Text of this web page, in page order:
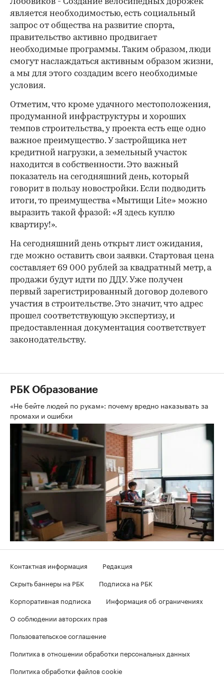
Лобовиков - Создание велосипедных дорожек
является необходимостью, есть социальный
запрос от общества на развитие спорта,
правительство активно продвигает
необходимые программы. Таким образом, люди
смогут наслаждаться активным образом жизни,
а мы для этого создадим всего необходимые
условия.
Отметим, что кроме удачного местоположения,
продуманной инфраструктуры и хороших
темпов строительства, у проекта есть еще одно
важное преимущество. У застройщика нет
кредитной нагрузки, а земельный участок
находится в собственности. Это важный
показатель на сегодняшний день, который
говорит в пользу новостройки. Если подводить
итоги, то преимущества «Мытищи Lite» можно
выразить такой фразой: «Я здесь куплю
квартиру!».
На сегодняшний день открыт лист ожидания,
где можно оставить свои заявки. Стартовая цена
составляет 69 000 рублей за квадратный метр, а
продажи будут идти по ДДУ. Уже получен
первый зарегистрированный договор долевого
участия в строительстве. Это значит, что адрес
прошел соответствующую экспертизу, и
предоставленная документация соответствует
законодательству.
РБК Образование
«Не бейте людей по рукам»: почему вредно наказывать за
промахи и ошибки
Контактная информация
Редакция
Скрыть баннеры на РБК
Подписка на РБК
Корпоративная подписка
Информация об ограничениях
О соблюдении авторских прав
Пользовательское соглашение
Политика в отношении обработки персональных данных
Политика обработки файлов cookie